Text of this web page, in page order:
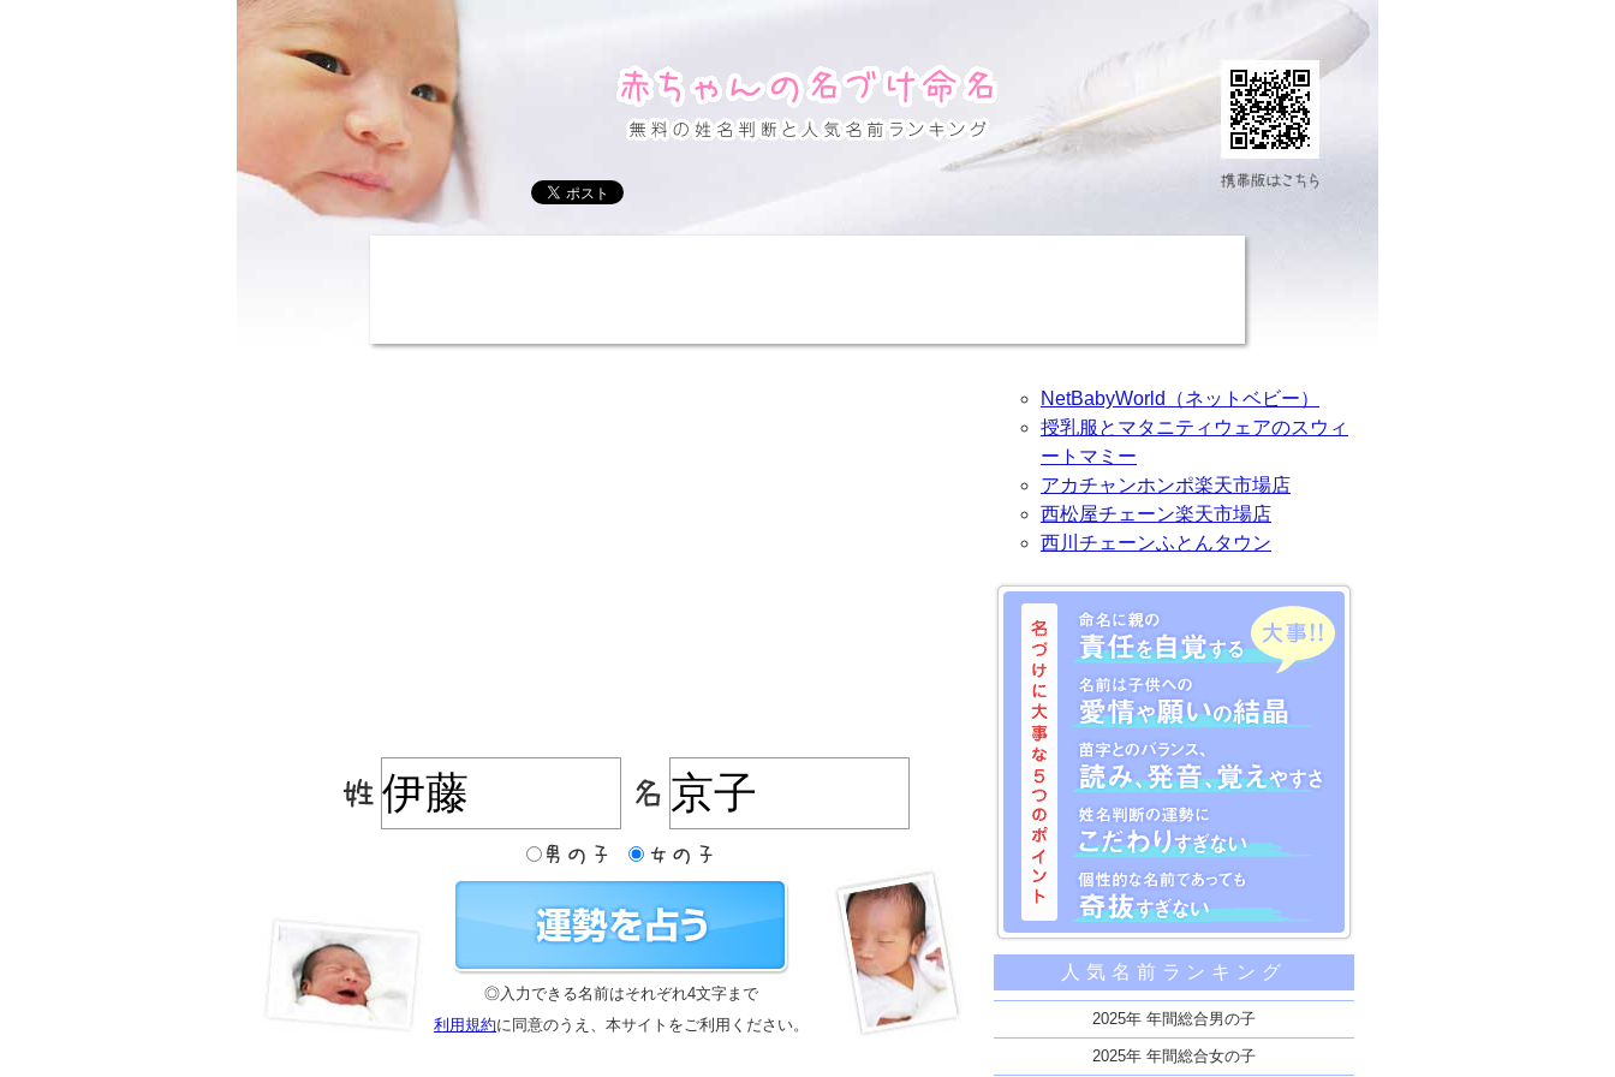
◎入力できる名前はそれぞれ4文字まで
利用規約に同意のうえ、本サイトをご利用ください。
NetBabyWorld（ネットベビー）
授乳服とマタニティウェアのスウィ
ートマミー
アカチャンホンポ楽天市場店
西松屋チェーン楽天市場店
西川チェーンふとんタウン
名づけに大事な5つのポイント
命名に親の責任を自覚する
名前は子供への愛情や願いの結晶
苗字とのバランス、読み、発音、覚えやすさ
姓名判断の運勢にこだわりすぎない
人気名前ランキング
2025年 年間総合男の子
2025年 年間総合女の子